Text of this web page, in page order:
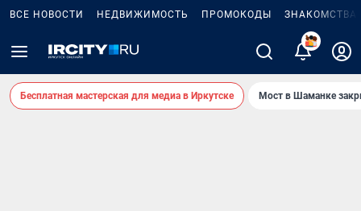
ВСЕ НОВОСТИ НЕДВИЖИМОСТЬ ПРОМОКОДЫ ЗНАКОМСТВА
3
Бесплатная мастерская для медиа в Иркутске Мост в Шаманке